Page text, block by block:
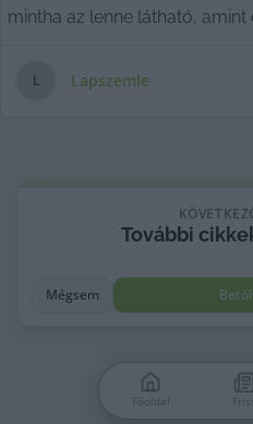
mintha az lenne látható, amint
L Lapszemle
További
Mégsem
Főoldal Friss